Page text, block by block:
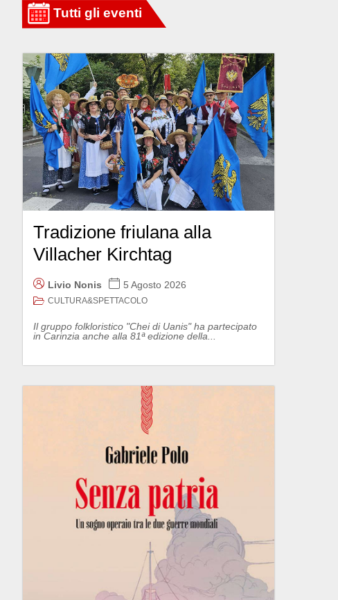
Tradizione friulana alla
Villacher Kirchtag
Livio Nonis 5 Agosto 2026
CULTURA&SPETTACOLO
Il gruppo folkloristico "Chei di Uanis" ha partecipato
in Carinzia anche alla 81ª edizione della...